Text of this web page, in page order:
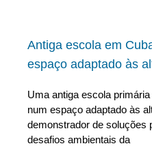
Antiga escola em
espaço adaptado às
Uma antiga escola
num espaço adaptado às
demonstrador de soluções
desafios ambientais da